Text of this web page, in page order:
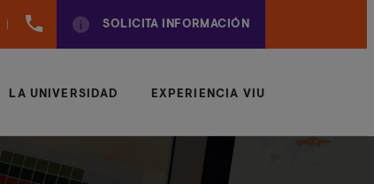
(+57)
SOLICITA INFORMACIÓN
LA UNIVERSIDAD EXPERIENCIA VIU